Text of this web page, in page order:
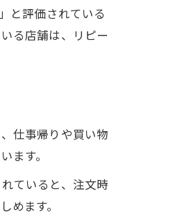
と評価されている
る店舗は、リピー
仕事帰りや買い物
ます。
ていると、注文時
ます。